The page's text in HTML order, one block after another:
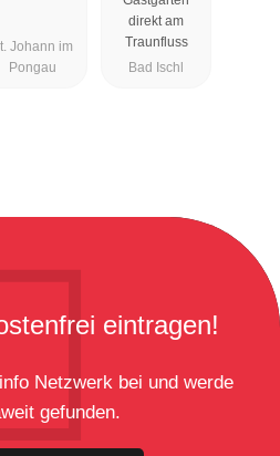
Johann im
Pongau
Esplanade
direkt am
Traunfluss
Bad Ischl
eintragen!
Netzwerk bei und werde
gefunden.